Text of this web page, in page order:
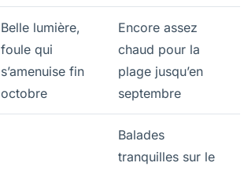
Belle lumière,
foule qui
s’amenuise fin
octobre
Encore assez
chaud pour la
plage jusqu’en
septembre
Balades
tranquilles sur le